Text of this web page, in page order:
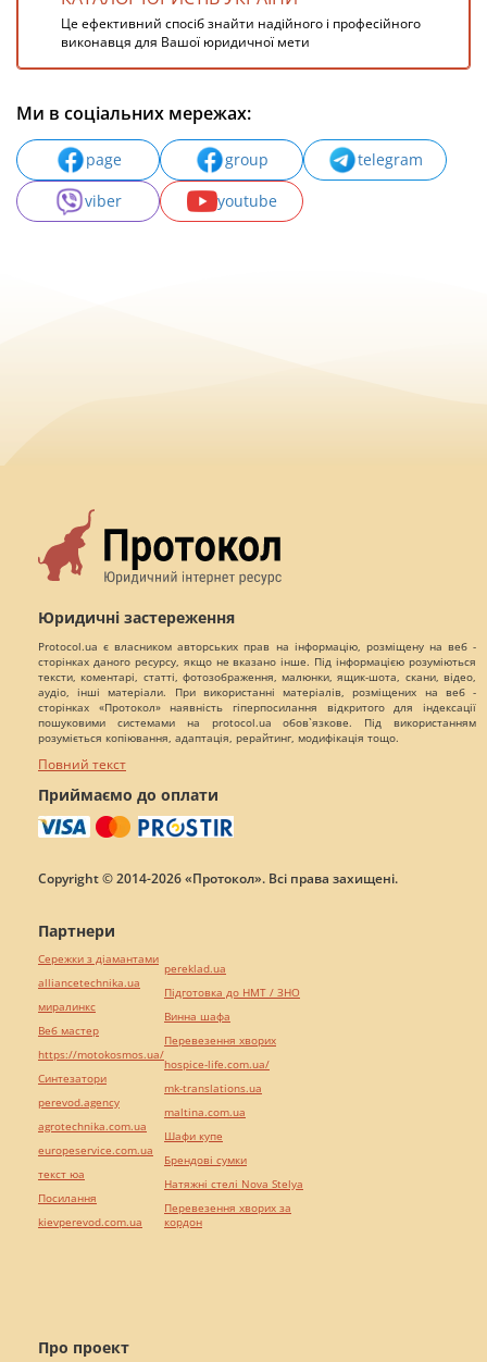
Це ефективний спосіб знайти надійного і професійного
виконавця для Вашої юридичної мети
Ми в соціальних мережах:
page group
telegram
viber
youtube
Юридичні застереження
Protocol.ua є власником авторських прав на інформацію, розміщену на веб -
сторінках даного ресурсу, якщо не вказано інше. Під інформацією розуміються
тексти, коментарі, статті, фотозображення, малюнки, ящик-шота, скани, відео,
аудіо, інші матеріали. При використанні матеріалів, розміщених на веб -
сторінках «Протокол» наявність гіперпосилання відкритого для індексації
пошуковими системами на protocol.ua обов`язкове. Під використанням
розуміється копіювання, адаптація, рерайтинг, модифікація тощо.
Повний текст
Приймаємо до оплати
Copyright © 2014-2026 «Протокол». Всі права захищені.
Про проект
Партнери
Сережки з діамантами
alliancetechnika.ua
миралинкс
Веб мастер
https://motokosmos.ua/
Синтезатори
perevod.agency
agrotechnika.com.ua
europeservice.com.ua
текст юа
Посилання
kievperevod.com.ua
pereklad.ua
Підготовка до НМТ / ЗНО
Винна шафа
Перевезення хворих
hospice-life.com.ua/
mk-translations.ua
maltina.com.ua
Шафи купе
Брендові сумки
Натяжні стелі Nova Stelya
Перевезення хворих за
кордон